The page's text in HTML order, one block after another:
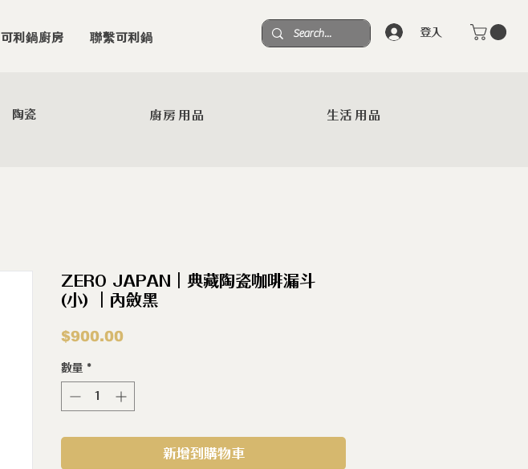
登入
可利鍋廚房 聯繫可利鍋
ZERO JAPAN｜典藏陶瓷咖啡漏斗
(小) ｜內斂黑
$900.00價
數量 *
新增到購物車
陶瓷 廚房用品 生活用品